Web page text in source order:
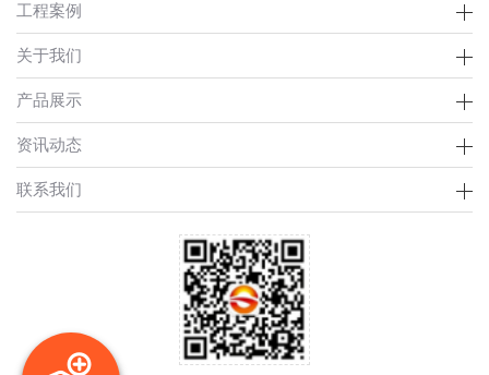
工程案例
关于我们
产品展示
资讯动态
联系我们